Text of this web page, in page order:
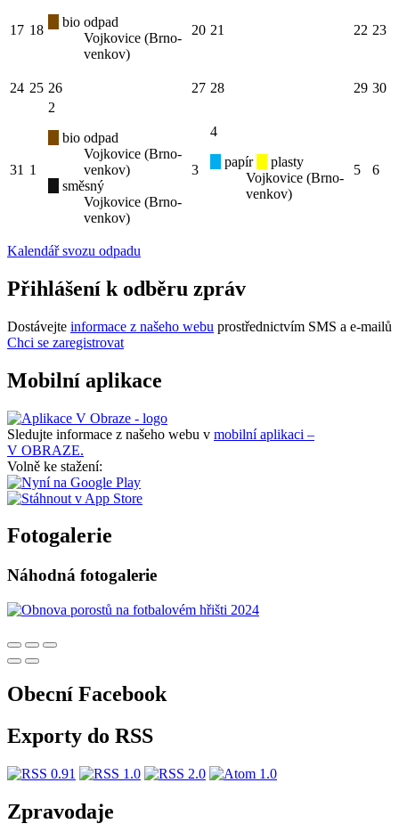
17 18
bio odpad
Vojkovice (Brno-
venkov)
20 21 22 23
24 25 26 27 28 29 30
31 1
2
bio odpad
Vojkovice (Brno-
venkov)
směsný
Vojkovice (Brno-
venkov)
3
4
papír
plasty
Vojkovice (Brno-
venkov)
5 6
Kalendář svozu odpadu
Přihlášení k odběru zpráv
Dostávejte informace z našeho webu prostřednictvím SMS a e-mailů
Chci se zaregistrovat
Mobilní aplikace
Sledujte informace z našeho webu v mobilní aplikaci –
V OBRAZE.
Volně ke stažení:
Fotogalerie
Náhodná fotogalerie
Obecní Facebook
Exporty do RSS
Zpravodaje